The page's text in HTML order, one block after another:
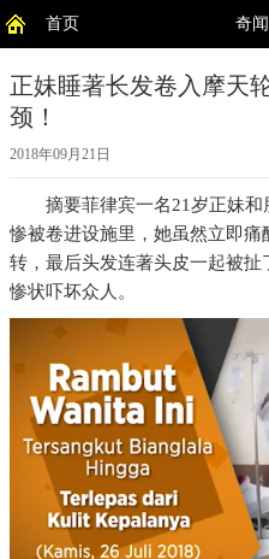
首页 奇
正妹睡著长发卷入摩天
颈！
2018年09月21日
摘要菲律宾一名21岁正妹
惨被卷进设施里，她虽然立即
转，最后头发连著头皮一起被
惨状吓坏众人。